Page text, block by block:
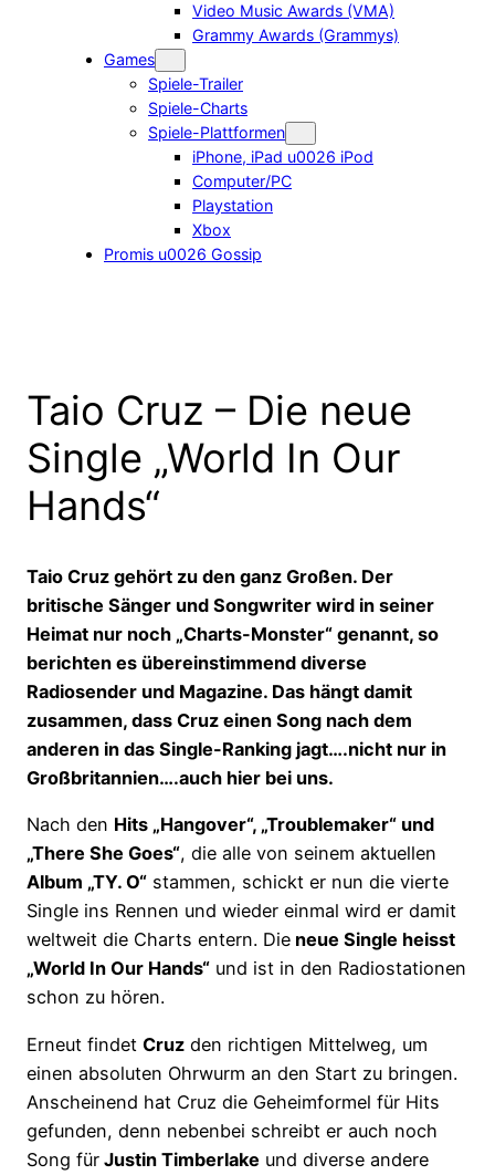
Video Music Awards (VMA)
Grammy Awards (Grammys)
Games
Spiele-Trailer
Spiele-Charts
Spiele-Plattformen
iPhone, iPad u0026 iPod
Computer/PC
Playstation
Xbox
Promis u0026 Gossip
Taio Cruz – Die neue
Single „World In Our
Hands“
Taio Cruz gehört zu den ganz Großen. Der
britische Sänger und Songwriter wird in seiner
Heimat nur noch „Charts-Monster“ genannt, so
berichten es übereinstimmend diverse
Radiosender und Magazine. Das hängt damit
zusammen, dass Cruz einen Song nach dem
anderen in das Single-Ranking jagt….nicht nur in
Großbritannien….auch hier bei uns.
Nach den Hits „Hangover“, „Troublemaker“ und
„There She Goes“, die alle von seinem aktuellen
Album „TY. O“ stammen, schickt er nun die vierte
Single ins Rennen und wieder einmal wird er damit
weltweit die Charts entern. Die neue Single heisst
„World In Our Hands“ und ist in den Radiostationen
schon zu hören.
Erneut findet Cruz den richtigen Mittelweg, um
einen absoluten Ohrwurm an den Start zu bringen.
Anscheinend hat Cruz die Geheimformel für Hits
gefunden, denn nebenbei schreibt er auch noch
Song für Justin Timberlake und diverse andere